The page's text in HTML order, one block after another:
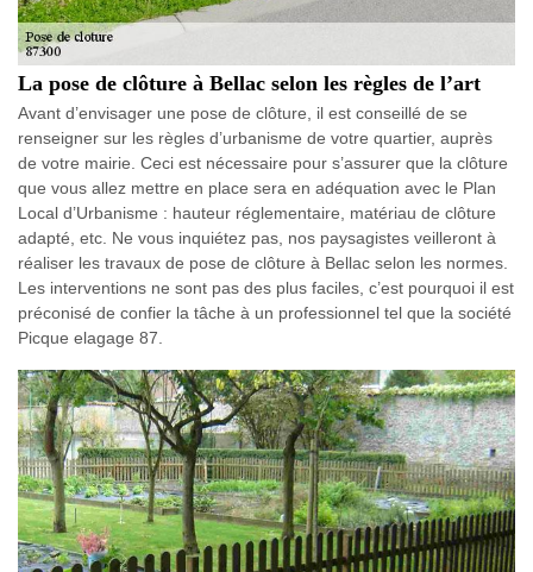
La pose de clôture à Bellac selon les règles de l’art
Avant d’envisager une pose de clôture, il est conseillé de se
renseigner sur les règles d’urbanisme de votre quartier, auprès
de votre mairie. Ceci est nécessaire pour s’assurer que la clôture
que vous allez mettre en place sera en adéquation avec le Plan
Local d’Urbanisme : hauteur réglementaire, matériau de clôture
adapté, etc. Ne vous inquiétez pas, nos paysagistes veilleront à
réaliser les travaux de pose de clôture à Bellac selon les normes.
Les interventions ne sont pas des plus faciles, c’est pourquoi il est
préconisé de confier la tâche à un professionnel tel que la société
Picque elagage 87.